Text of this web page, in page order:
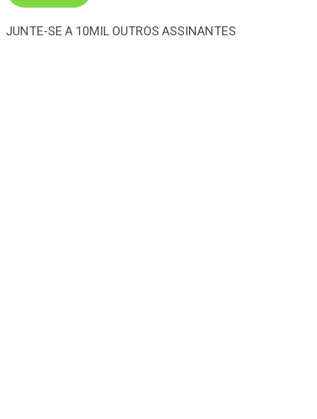
MAIL
JUNTE-SE A 10MIL OUTROS ASSINANTES